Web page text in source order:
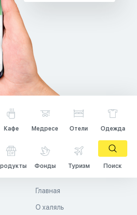
Кафе Медресе Отели Одежда
Фонды Туризм Поиск
Главная
О халяль